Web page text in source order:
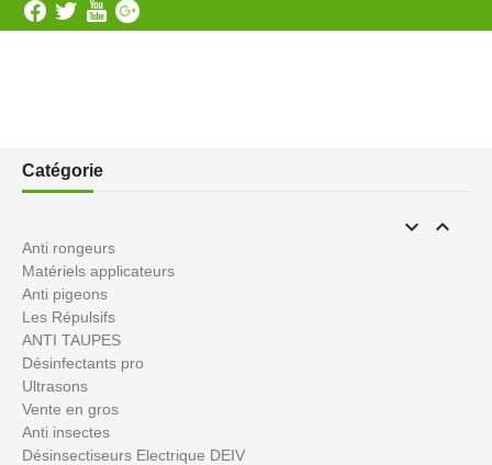
Catégorie
 
Anti rongeurs
Matériels applicateurs
Anti pigeons
Les Répulsifs
ANTI TAUPES
Désinfectants pro
Ultrasons
Vente en gros
Anti insectes
Désinsectiseurs Electrique DEIV